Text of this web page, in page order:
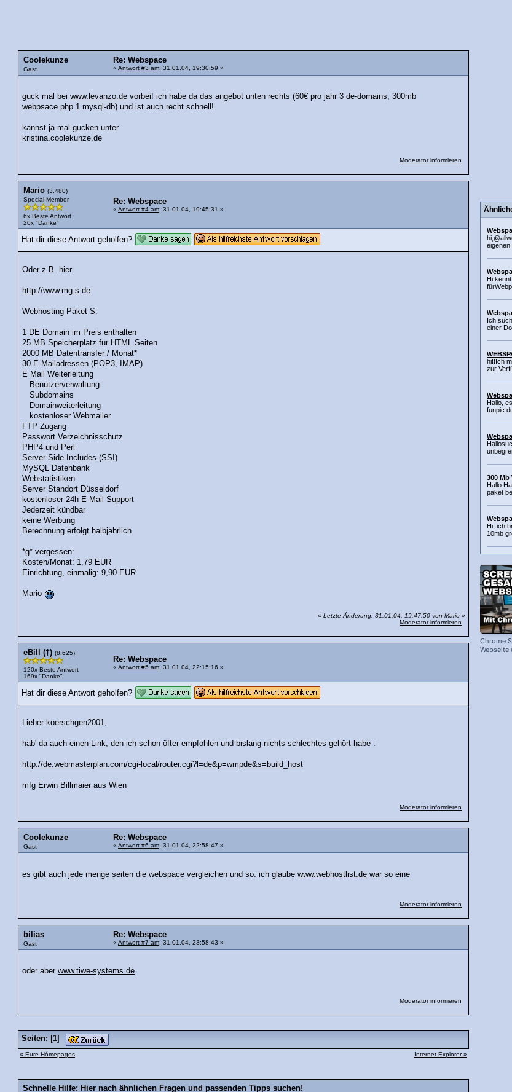
Coolekunze
Gast
Re: Webspace
« Antwort #3 am: 31.01.04, 19:30:59 »
guck mal beiwww.levanzo.de vorbei! ich habe da das angebot unten rechts (60€ pro jahr 3 de-domains, 300mb
webpsace php 1 mysql-db) und ist auch recht schnell!
kannst ja mal gucken unter
kristina.coolekunze.de
Moderator informieren
Mario (3.480)
Special-Member
6x Beste Antwort
20x "Danke"
Re: Webspace
« Antwort #4 am: 31.01.04, 19:45:31 »
Hat dir diese Antwort geholfen?
Oder z.B. hier
http://www.mg-s.de
Webhosting Paket S:
1 DE Domain im Preis enthalten
25 MB Speicherplatz für HTML Seiten
2000 MB Datentransfer / Monat*
30 E-Mailadressen (POP3, IMAP)
E Mail Weiterleitung
Benutzerverwaltung
Subdomains
Domainweiterleitung
kostenloser Webmailer
FTP Zugang
Passwort Verzeichnisschutz
PHP4 und Perl
Server Side Includes (SSI)
MySQL Datenbank
Webstatistiken
Server Standort Düsseldorf
kostenloser 24h E-Mail Support
Jederzeit kündbar
keine Werbung
Berechnung erfolgt halbjährlich
*g* vergessen:
Kosten/Monat: 1,79 EUR
Einrichtung, einmalig: 9,90 EUR
Mario
« Letzte Änderung: 31.01.04, 19:47:50 von Mario »
Moderator informieren
eBill (†) (8.625)
120x Beste Antwort
169x "Danke"
Re: Webspace
« Antwort #5 am: 31.01.04, 22:15:16 »
Hat dir diese Antwort geholfen?
Lieber koerschgen2001,
hab' da auch einen Link, den ich schon öfter empfohlen und bislang nichts schlechtes gehört habe :
http://de.webmasterplan.com/cgi-local/router.cgi?l=de&p=wmpde&s=build_host
mfg Erwin Billmaier aus Wien
Moderator informieren
Coolekunze
Gast
Re: Webspace
« Antwort #6 am: 31.01.04, 22:58:47 »
es gibt auch jede menge seiten die webspace vergleichen und so. ich glaubewww.webhostlist.de war so eine
Moderator informieren
bilias
Gast
Re: Webspace
« Antwort #7 am: 31.01.04, 23:58:43 »
oder aberwww.tiwe-systems.de
Moderator informieren
Seiten: [1]
« Eure Hómepages Internet Explorer »
Schnelle Hilfe: Hier nach ähnlichen Fragen und passenden Tipps suchen!
Ich
einer
hi!!Ich
zur
Hallo,
300 Mb
paket
Hi, ich
10mb
Chrome
Webseite